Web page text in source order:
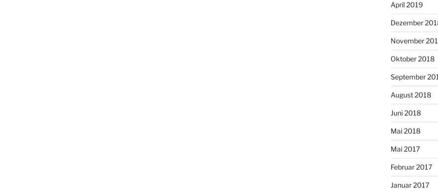
April 2019
Dezember
November
Oktober 2018
September
August 2018
Juni 2018
Mai 2018
Mai 2017
Februar 2017
Januar 2017